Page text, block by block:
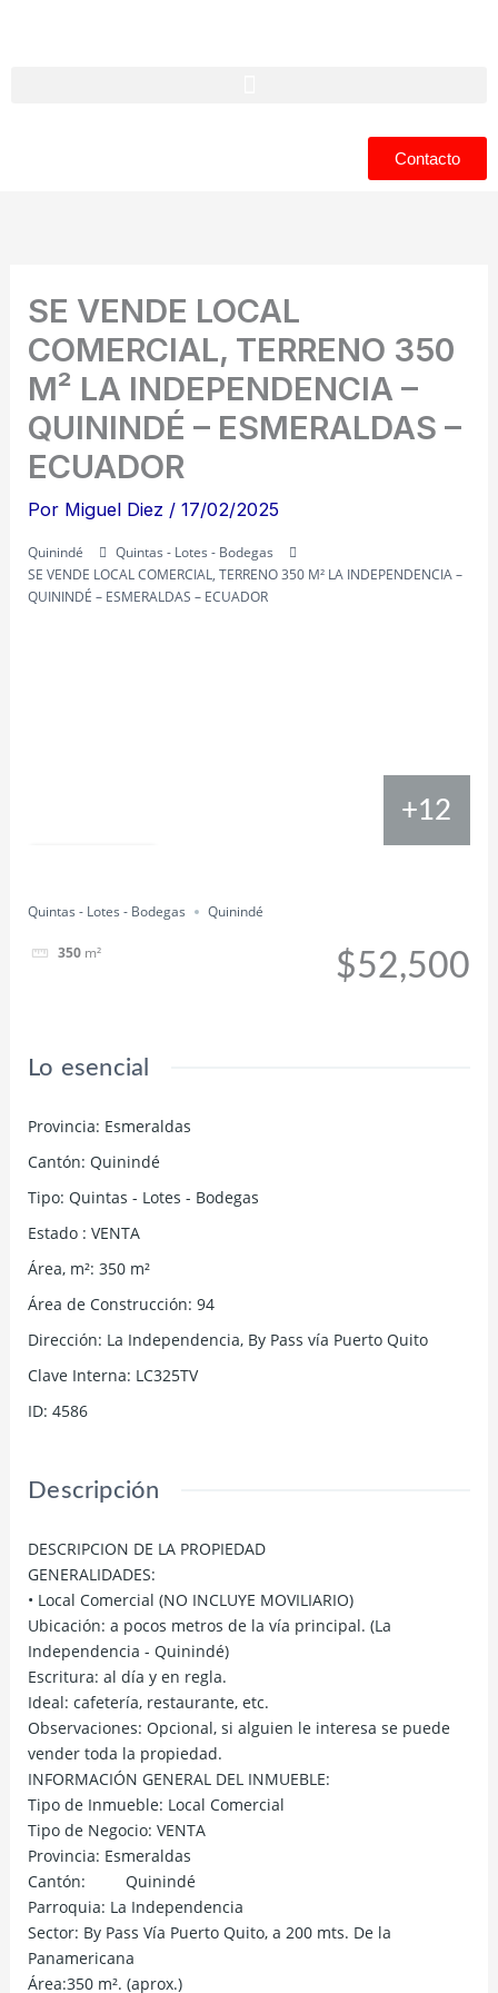
Contacto
SE VENDE LOCAL
COMERCIAL, TERRENO 350
M² LA INDEPENDENCIA –
QUININDÉ – ESMERALDAS –
ECUADOR
Por Miguel Diez /17/02/2025
Quinindé
Quintas - Lotes - Bodegas
SE VENDE LOCAL COMERCIAL, TERRENO 350 M² LA INDEPENDENCIA –
QUININDÉ – ESMERALDAS – ECUADOR
+12
Quintas - Lotes - Bodegas Quinindé
350 m² $52,500
Lo esencial
Provincia: Esmeraldas
Cantón: Quinindé
Tipo: Quintas - Lotes - Bodegas
Estado : VENTA
Área, m²: 350 m²
Área de Construcción: 94
Dirección: La Independencia, By Pass vía Puerto Quito
Clave Interna: LC325TV
ID: 4586
Descripción
DESCRIPCION DE LA PROPIEDAD
GENERALIDADES:
• Local Comercial (NO INCLUYE MOVILIARIO)
Ubicación: a pocos metros de la vía principal. (La
Independencia - Quinindé)
Escritura: al día y en regla.
Ideal: cafetería, restaurante, etc.
Observaciones: Opcional, si alguien le interesa se puede
vender toda la propiedad.
INFORMACIÓN GENERAL DEL INMUEBLE:
Tipo de Inmueble: Local Comercial
Tipo de Negocio: VENTA
Provincia: Esmeraldas
Cantón: Quinindé
Parroquia: La Independencia
Sector: By Pass Vía Puerto Quito, a 200 mts. De la
Panamericana
Área:350 m². (aprox.)